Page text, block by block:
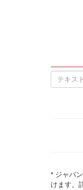
* ジャパ
けます。